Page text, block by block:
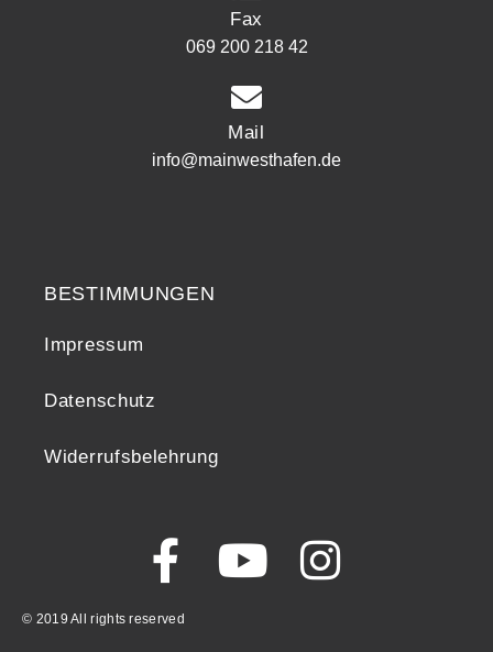
Fax
069 200 218 42
Mail
info@mainwesthafen.de
BESTIMMUNGEN
Impressum
Datenschutz
Widerrufsbelehrung
© 2019 All rights reserved